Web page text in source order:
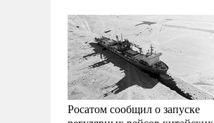
Росатом сообщил о запуске